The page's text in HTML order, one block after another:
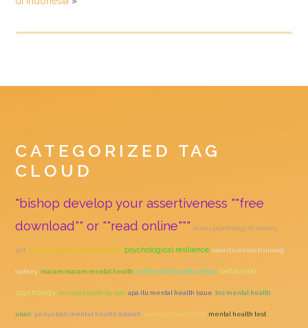
CATEGORIZED TAG
CLOUD
"bishop develop your assertiveness ""free
download"" or ""read online""" buku psychology of money
pdf cara mengatasi mental health psychological resilience assertiveness training
sydney macam macam mental health self mental health artinya behavioral
psychology mental health itu apa apa itu mental health issue tes mental health
unair penyebab mental health adalah mental health test mental health test